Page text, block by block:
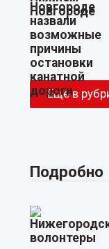
Еще в
Подробно